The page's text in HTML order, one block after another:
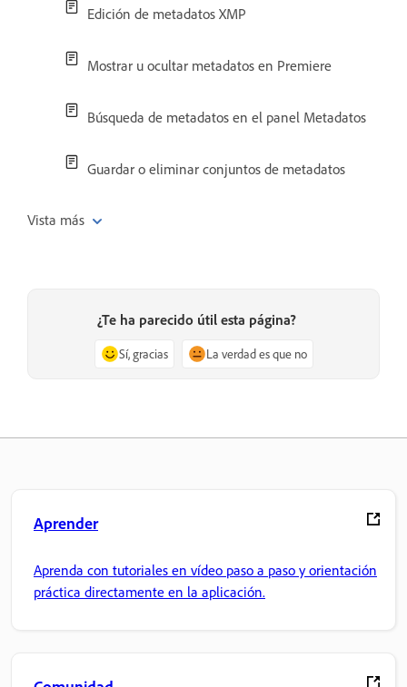
Edición de metadatos XMP
Mostrar u ocultar metadatos en Premiere
Búsqueda de metadatos en el panel Metadatos
Guardar o eliminar conjuntos de metadatos
Vista más
¿Te ha parecido útil esta página?
Sí, gracias La verdad es que no
Aprender
Aprenda con tutoriales en vídeo paso a paso y orientación
práctica directamente en la aplicación.